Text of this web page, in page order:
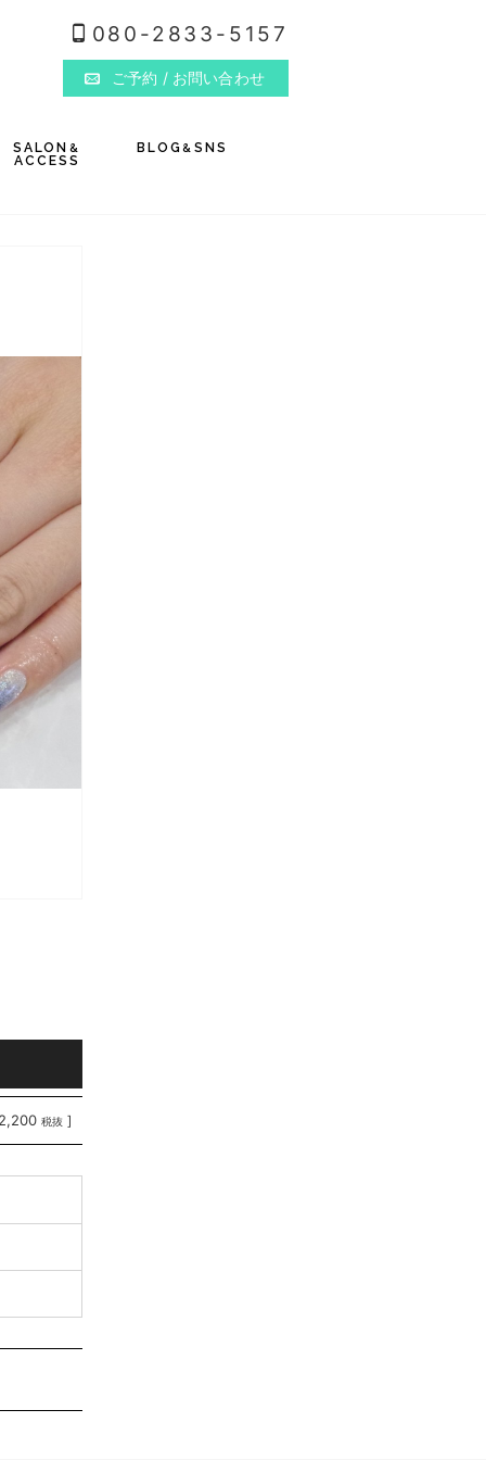
080-2833-5157
ご予約 / お問い合わせ
SALON &
ACCESS
BLOG & SNS
税抜 ]